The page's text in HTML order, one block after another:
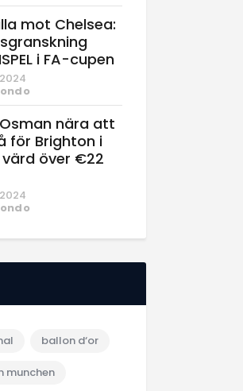
mot Chelsea:
i FA-cupen
nära att
för Brighton i
över €22
ballon d‘or
munchen